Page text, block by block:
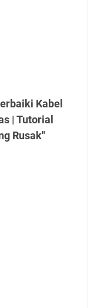
Kabel
| Tutorial
Rusak"